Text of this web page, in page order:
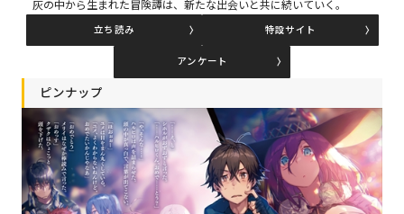
閉じる
灰の中から生まれた冒険譚は、新たな出会いと共に続いていく。
立ち読み 特設サイト
アンケート
ピンナップ